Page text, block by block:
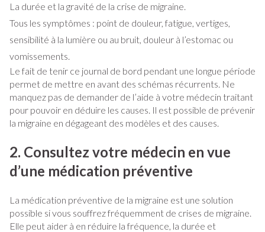
La durée et la gravité de la crise de migraine.
Tous les symptômes : point de douleur, fatigue, vertiges,
sensibilité à la lumière ou au bruit, douleur à l’estomac ou
vomissements.
Le fait de tenir ce journal de bord pendant une longue période
permet de mettre en avant des schémas récurrents. Ne
manquez pas de demander de l’aide à votre médecin traitant
pour pouvoir en déduire les causes. Il est possible de prévenir
la migraine en dégageant des modèles et des causes.
2. Consultez votre médecin en vue
d’une médication préventive
La médication préventive de la migraine est une solution
possible si vous souffrez fréquemment de crises de migraine.
Elle peut aider à en réduire la fréquence, la durée et